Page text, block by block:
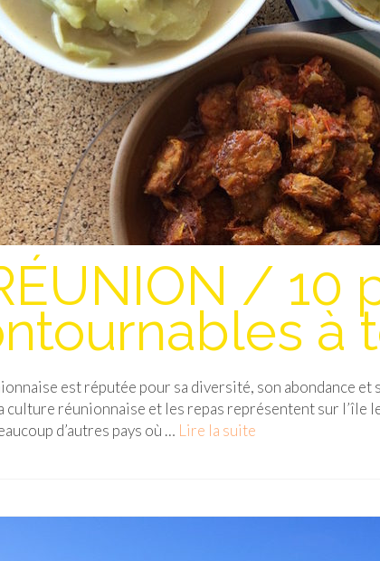
/ 10
à
est réputée pour sa diversité, son abondance
culture réunionnaise et les repas représentent sur l’île
d’autres pays où … Lire la suite­­